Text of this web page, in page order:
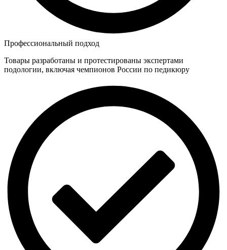
Профессиональный подход
Товары разработаны и протестированы экспертами
подологии, включая чемпионов России по педикюру